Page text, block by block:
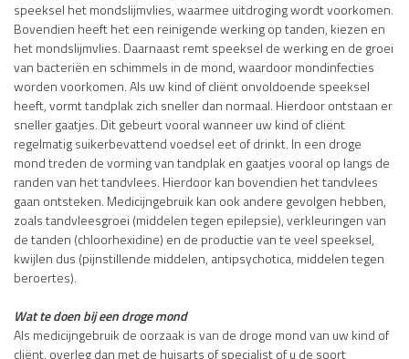
speeksel het mondslijmvlies, waarmee uitdroging wordt voorkomen.
Bovendien heeft het een reinigende werking op tanden, kiezen en
het mondslijmvlies. Daarnaast remt speeksel de werking en de groei
van bacteriën en schimmels in de mond, waardoor mondinfecties
worden voorkomen. Als uw kind of cliënt onvoldoende speeksel
heeft, vormt tandplak zich sneller dan normaal. Hierdoor ontstaan er
sneller gaatjes. Dit gebeurt vooral wanneer uw kind of cliënt
regelmatig suikerbevattend voedsel eet of drinkt. In een droge
mond treden de vorming van tandplak en gaatjes vooral op langs de
randen van het tandvlees. Hierdoor kan bovendien het tandvlees
gaan ontsteken. Medicijngebruik kan ook andere gevolgen hebben,
zoals tandvleesgroei (middelen tegen epilepsie), verkleuringen van
de tanden (chloorhexidine) en de productie van te veel speeksel,
kwijlen dus (pijnstillende middelen, antipsychotica, middelen tegen
beroertes).
Wat te doen bij een droge mond
AIs medicijngebruik de oorzaak is van de droge mond van uw kind of
cliënt, overleg dan met de huisarts of specialist of u de soort